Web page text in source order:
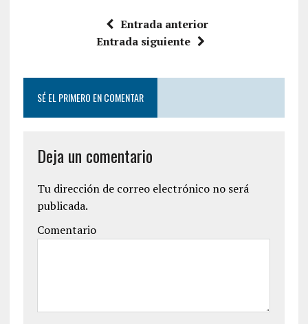
Entrada anterior
Entrada siguiente
SÉ EL PRIMERO EN COMENTAR
Deja un comentario
Tu dirección de correo electrónico no será
publicada.
Comentario